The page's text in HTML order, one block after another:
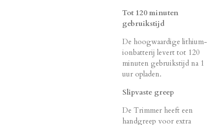
Tot 120 minuten
gebruikstijd
De hoogwaardige lithium-
ionbatterij levert tot 120
minuten gebruikstijd na 1
uur opladen.
Slipvaste greep
De Trimmer heeft een
handgreep voor extra